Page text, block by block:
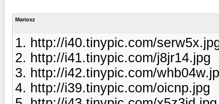
Mariosz
1. http://i40.tinypic.com/
2. http://i41.tinypic.com/j8jr14.jpg
3. http://i42.tinypic.com/
4. http://i39.tinypic.com/oicnp.jpg